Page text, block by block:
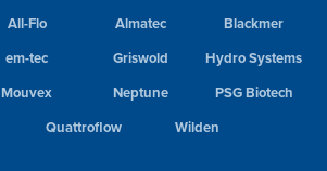
All-Flo Almatec
Blackmer
em-tec Griswold
Hydro Systems
Mouvex Neptune
PSG Biotech
Quattroflow Wilden